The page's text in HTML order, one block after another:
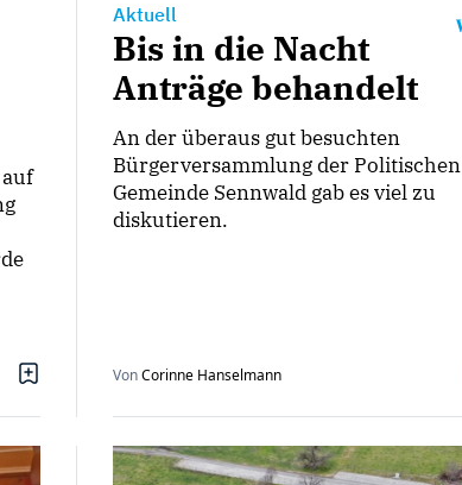
Aktuell
Bis in die Nacht
Anträge behandelt
An der überaus gut besuchten
Bürgerversammlung der Politischen
Gemeinde Sennwald gab es viel zu
diskutieren.
VonCorinne Hanselmann